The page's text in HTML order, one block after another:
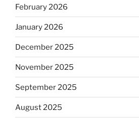
February 2026
January 2026
December 2025
November 2025
September 2025
August 2025